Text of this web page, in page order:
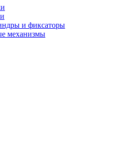
и фиксаторы
механизмы